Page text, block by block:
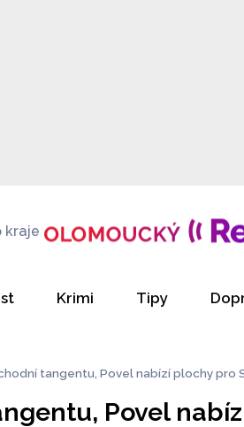
kraje
Krimi Tipy
tangentu, Povel nabízí plochy pro
Povel